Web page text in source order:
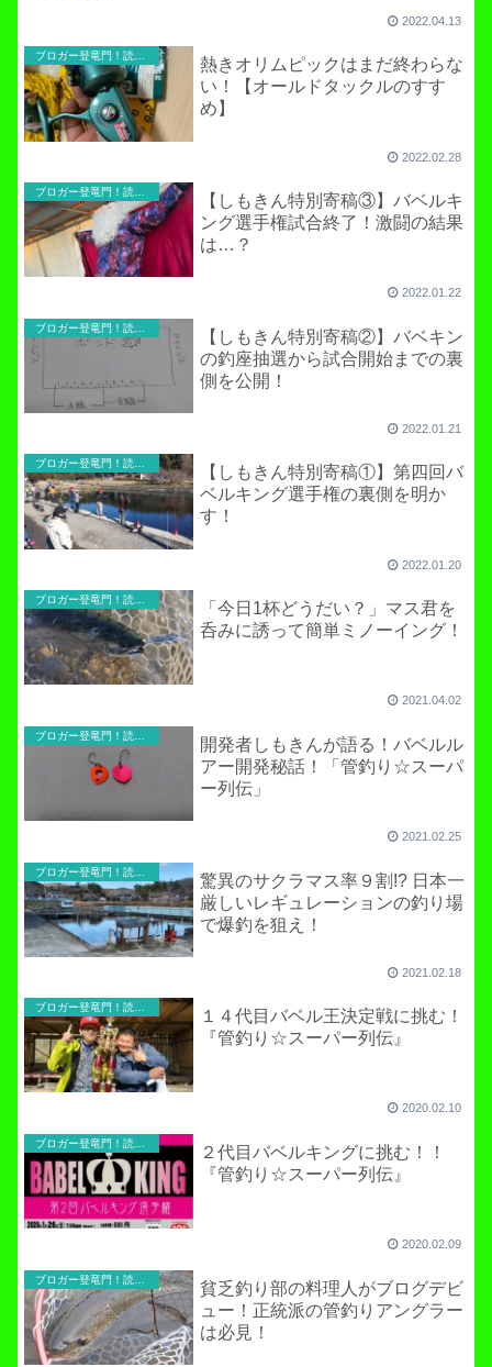
2022.04.13
ブロガー登竜門！読者寄稿のコーナー
熱きオリムピックはまだ終わらな
い！【オールドタックルのすす
め】
2022.02.28
【しもきん特別寄稿③】バベルキ
ング選手権試合終了！激闘の結果
は…？
2022.01.22
【しもきん特別寄稿②】バベキン
の釣座抽選から試合開始までの裏
側を公開！
2022.01.21
ブロガー登竜門！読者寄稿のコーナー
【しもきん特別寄稿①】第四回バ
ベルキング選手権の裏側を明か
す！
2022.01.20
「今日1杯どうだい？」マス君を
呑みに誘って簡単ミノーイング！
2021.04.02
開発者しもきんが語る！バベルル
アー開発秘話！「管釣り☆スーパ
ー列伝」
2021.02.25
驚異のサクラマス率９割!? 日本一
厳しいレギュレーションの釣り場
で爆釣を狙え！
2021.02.18
ブロガー登竜門！読者寄稿のコーナー
１４代目バベル王決定戦に挑む！
『管釣り☆スーパー列伝』
2020.02.10
２代目バベルキングに挑む！！
『管釣り☆スーパー列伝』
2020.02.09
貧乏釣り部の料理人がブログデビ
ュー！正統派の管釣りアングラー
は必見！